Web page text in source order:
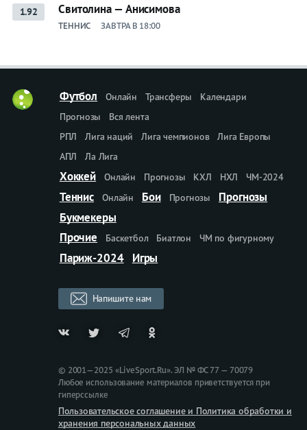
1.92 Свитолина — Анисимова
ТЕННИС ЗАВТРА В 18:00
Футбол Онлайн Трансферы
Календари
Прогнозы
Вся лента
РПЛ
Лига наций Лига чемпионов
Лига Европы
АПЛ
Ла Лига
Хоккей Онлайн Прогнозы КХЛ НХЛ ЧМ-2024
Теннис Онлайн Бои Прогнозы
Прогнозы
Букмекеры
Прочие
Баскетбол Биатлон ЧМ по фигурному
Париж-2024 Игры
Напишите нам
© 2001—2025 «LiveSport.Ru». ЭЛ № ФС 77 — 70079
Любое использование материалов приветствуется при
гиперссылке
Пользовательское соглашение и Политика обработки и
хранения персональных данных